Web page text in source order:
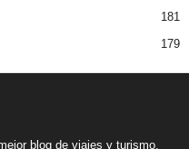
181
179
blog de viajes y turismo.